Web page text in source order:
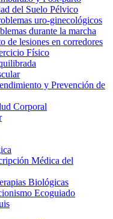
del Suelo Pélvico
uro-ginecológicos
durante la marcha
de lesiones en corredores
Físico
y Prevención de
Corporal
Médica del
Biológicas
Ecoguiado